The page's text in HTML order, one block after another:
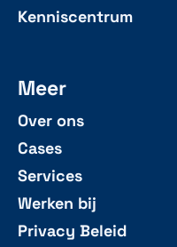
Kenniscentrum
Meer
Over ons
Cases
Services
Werken bij
Privacy Beleid